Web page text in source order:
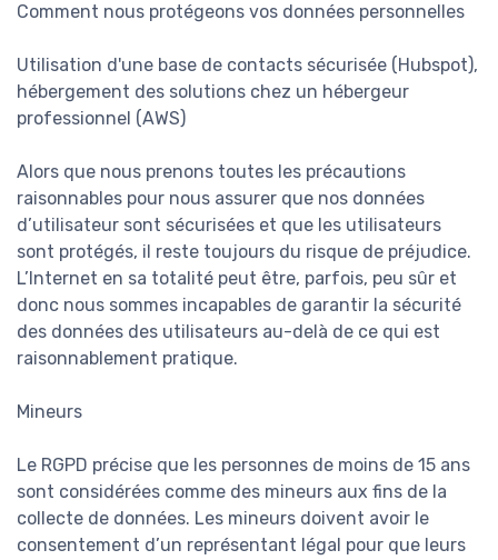
Comment nous protégeons vos données personnelles
Utilisation d'une base de contacts sécurisée (Hubspot),
hébergement des solutions chez un hébergeur
professionnel (AWS)
Alors que nous prenons toutes les précautions
raisonnables pour nous assurer que nos données
d’utilisateur sont sécurisées et que les utilisateurs
sont protégés, il reste toujours du risque de préjudice.
L’Internet en sa totalité peut être, parfois, peu sûr et
donc nous sommes incapables de garantir la sécurité
des données des utilisateurs au-delà de ce qui est
raisonnablement pratique.
Mineurs
Le RGPD précise que les personnes de moins de 15 ans
sont considérées comme des mineurs aux fins de la
collecte de données. Les mineurs doivent avoir le
consentement d’un représentant légal pour que leurs